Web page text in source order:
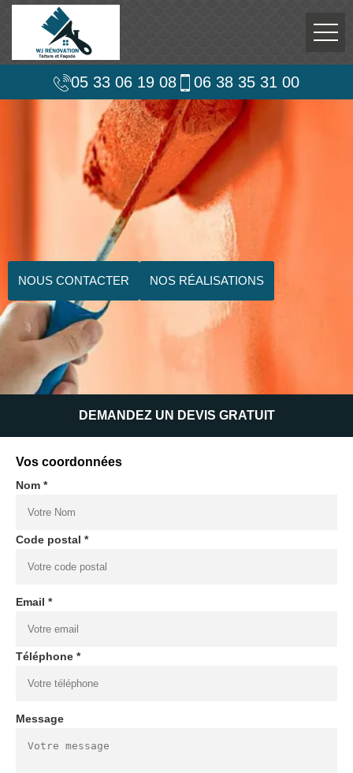
05 33 06 19 08 06 38 35 31 00
NOUS CONTACTER NOS RÉALISATIONS
DEMANDEZ UN DEVIS GRATUIT
Vos coordonnées
Nom *
Code postal *
Email *
Téléphone *
Message